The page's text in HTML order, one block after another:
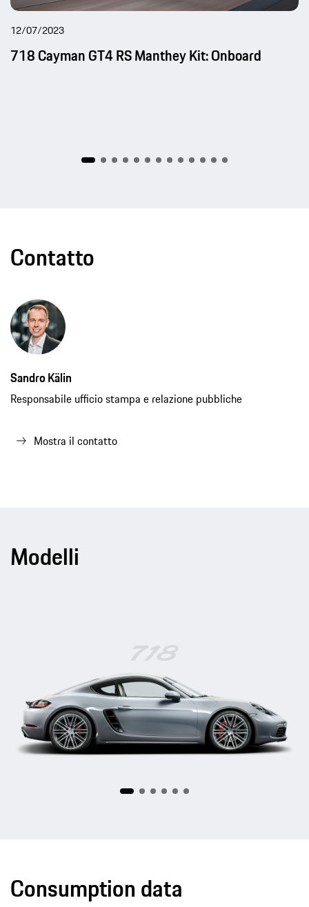
12/07/2023
718 Cayman GT4 RS Manthey Kit: Onboard
Contatto
Sandro Kälin
Responsabile ufficio stampa e relazione pubbliche
Mostra il contatto
Modelli
718
Consumption data